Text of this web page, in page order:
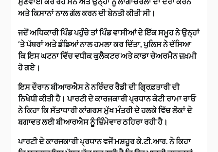
ਅਤੇ ਕਿਸਾਨਾਂ ਨਾਲ ਗੱਲ ਕਰਨ ਦੀ ਬੇਨਤੀ ਕੀਤੀ ਸੀ।
ਜਦੋਂ ਅਧਿਕਾਰੀ ਪਿੰਡ ਪਹੁੰਚੇ ਤਾਂ ਪਿੰਡ ਵਾਸੀਆਂ ਦੇ ਇੱਕ ਸਮੂਹ ਨੇ ਉਨ੍ਹਾਂ
‘ਤੇ ਪੱਥਰਾਂ ਅਤੇ ਡੰਡਿਆਂ ਨਾਲ ਹਮਲਾ ਕਰ ਦਿੱਤਾ, ਪੁਲਿਸ ਨੇ ਦੱਸਿਆ
ਕਿ ਇਸ ਘਟਨਾ ਵਿੱਚ ਵਧੀਕ ਕੁਲੈਕਟਰ ਅਤੇ ਕਾਡਾ ਚੇਅਰਮੈਨ ਜ਼ਖ਼ਮੀ
ਹੋ ਗਏ।
ਇਸ ਦੌਰਾਨ ਬੀਆਰਐਸ ਨੇ ਨਰਿੰਦਰ ਰੈਡੀ ਦੀ ਗ੍ਰਿਫ਼ਤਾਰੀ ਦੀ
ਨਿਖੇਧੀ ਕੀਤੀ ਹੈ। ਪਾਰਟੀ ਦੇ ਕਾਰਜਕਾਰੀ ਪ੍ਰਧਾਨ ਕੇਟੀ ਰਾਮਾ ਰਾਓ
ਨੇ ਕਿਹਾ ਕਿ ਸੱਤਾਧਾਰੀ ਕਾਂਗਰਸ ਮੁੱਖ ਮੰਤਰੀ ਦੇ ਹਲਕੇ ਵਿੱਚ ਲੋਕਾਂ ਦੇ
ਬਗਾਵਤ ਲਈ ਬੀਆਰਐਸ ਨੂੰ ਜ਼ਿੰਮੇਵਾਰ ਠਹਿਰਾ ਰਹੀ ਹੈ।
ਪਾਰਟੀ ਦੇ ਕਾਰਜਕਾਰੀ ਪ੍ਰਧਾਨ ਵਜੋਂ ਮਸ਼ਹੂਰ ਕੇ.ਟੀ.ਆਰ. ਨੇ ਕਿਹਾ